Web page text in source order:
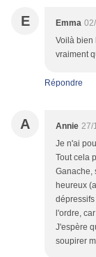
E Emma
Voilà bien
vraiment
Répondre
A Annie 27/
Je n'ai
Tout cela
Ganache,
heureux
l'ordre,
J'espère
soupirer